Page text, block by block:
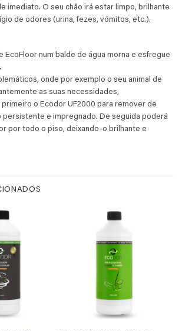
imediato. O seu chão irá estar limpo, brilhante
de odores (urina, fezes, vómitos, etc.).
EcoFloor num balde de água morna e esfregue
onde por exemplo o seu animal de
as suas necessidades,
o Ecodor UF2000 para remover de
persistente e impregnado. De seguida poderá
por todo o piso, deixando-o brilhante e